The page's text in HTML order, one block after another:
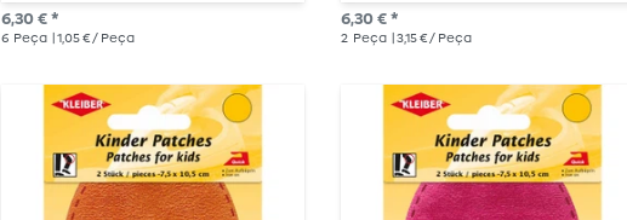
6,30 € *
6 Peça | 1,05 € / Peça
6,30 € *
2 Peça | 3,15 € / Peça